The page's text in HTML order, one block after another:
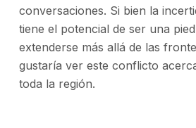
conversaciones. Si bien la
tiene el potencial de ser una
extenderse más allá de las
gustaría ver este conflicto
toda la región.